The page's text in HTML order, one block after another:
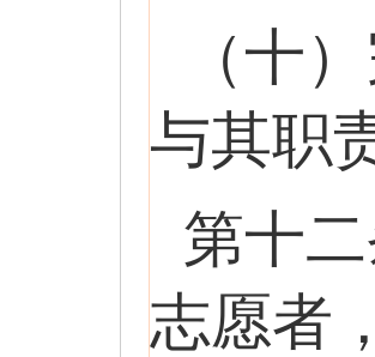
（十
与其职
第十
志愿者